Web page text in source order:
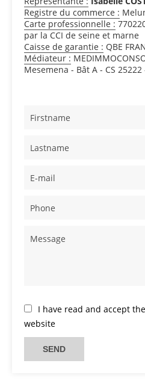
Registre du commerce :
Carte professionnelle :
par la CCI de seine et marne
Caisse de garantie : QBE
Médiateur :
Mesemena - Bât A - CS 25222
I have read and accept the
website
SEND